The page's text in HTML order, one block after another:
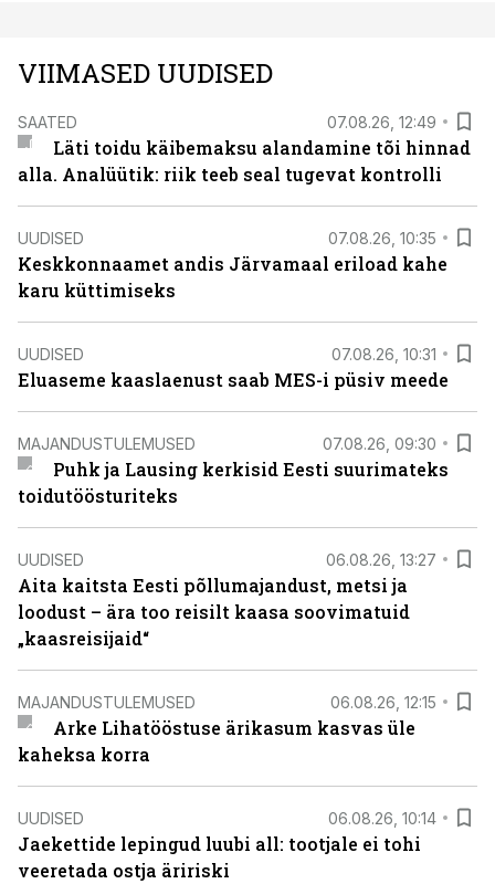
VIIMASED UUDISED
SAATED 07.08.26, 12:49
Läti toidu käibemaksu alandamine tõi hinnad
alla. Analüütik: riik teeb seal tugevat kontrolli
UUDISED 07.08.26, 10:35
Keskkonnaamet andis Järvamaal eriload kahe
karu küttimiseks
UUDISED 07.08.26, 10:31
Eluaseme kaaslaenust saab MES-i püsiv meede
MAJANDUSTULEMUSED 07.08.26, 09:30
Puhk ja Lausing kerkisid Eesti suurimateks
toidutöösturiteks
UUDISED 06.08.26, 13:27
Aita kaitsta Eesti põllumajandust, metsi ja
loodust – ära too reisilt kaasa soovimatuid
„kaasreisijaid“
MAJANDUSTULEMUSED 06.08.26, 12:15
Arke Lihatööstuse ärikasum kasvas üle
kaheksa korra
UUDISED 06.08.26, 10:14
Jaekettide lepingud luubi all: tootjale ei tohi
veeretada ostja äririski